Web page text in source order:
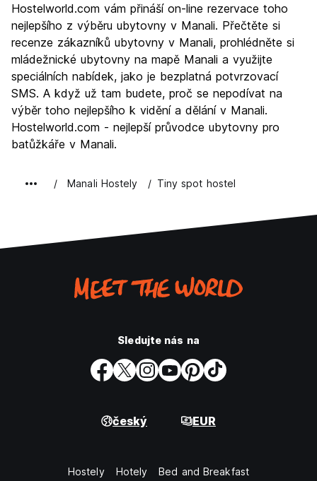
Kultura
8.7
Noční život
6.0
Hodnota za peníze
Hostelworld.com vám přináší on-line rezervace toho
nejlepšího z výběru ubytovny v Manali. Přečtěte si
recenze zákazníků ubytovny v Manali, prohlédněte si
mládežnické ubytovny na mapě Manali a využijte
speciálních nabídek, jako je bezplatná potvrzovací
SMS. A když už tam budete, proč se nepodívat na
výběr toho nejlepšího k vidění a dělání v Manali.
Hostelworld.com - nejlepší průvodce ubytovny pro
batůžkáře v Manali.
Manali Hostely Tiny spot hostel
Sledujte nás na
český EUR
Hostely Hotely Bed and Breakfast